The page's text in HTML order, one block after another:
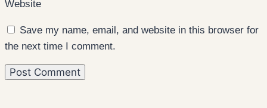
Website
Save my name, email, and website in this browser for
the next time I comment.